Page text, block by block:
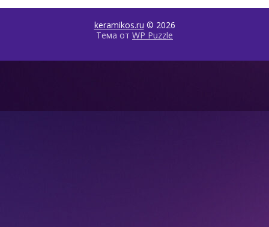
keramikos.ru © 2026
Тема от WP Puzzle